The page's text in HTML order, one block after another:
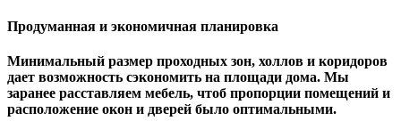
Продуманная и экономичная планировка
Минимальный размер проходных зон, холлов и коридоров
дает возможность сэкономить на площади дома. Мы
заранее расставляем мебель, чтоб пропорции помещений и
расположение окон и дверей было оптимальными.